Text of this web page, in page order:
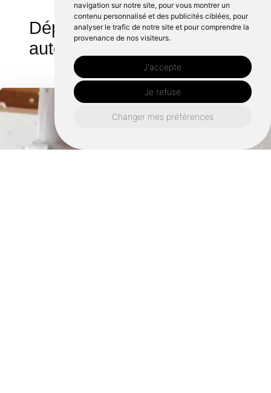
navigation sur notre site, pour vous montrer un
contenu personnalisé et des publicités ciblées, pour
analyser le trafic de notre site et pour comprendre la
provenance de nos visiteurs.
J'accepte
Je refuse
Changer mes préférences
Dépannage électrique
autour de Erbrée :